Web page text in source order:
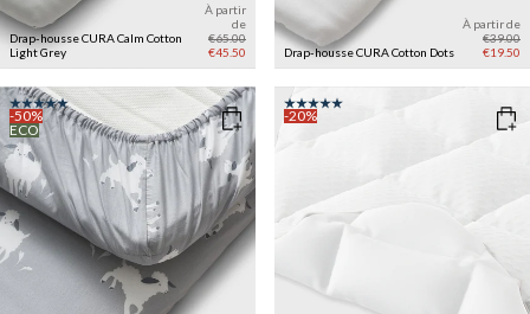
Drap-housse CURA Calm Cotton
Light Grey
À partir
de
€65.00
€45.50
Drap-housse CURA Cotton Dots
À partir de
€39.00
€19.50
-50%
ECO
-20%